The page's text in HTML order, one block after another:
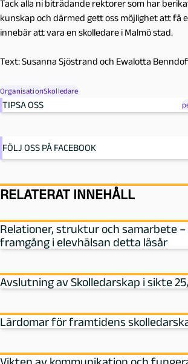
Tack alla ni biträdande rektorer som har
kunskap och därmed gett oss möjlighet att få
innebär att vara en skolledare i Malmö stad.
Text: Susanna Sjöstrand och Ewalotta
OrganisationSkolledare
TIPSA OSS
FÖLJ OSS PÅ FACEBOOK
RELATERAT INNEHÅLL
Relationer, struktur och samarbete –
framgång i elevhälsan detta läsår
Avslutning av Skolledarskap i sikte
Lärdomar för framtidens